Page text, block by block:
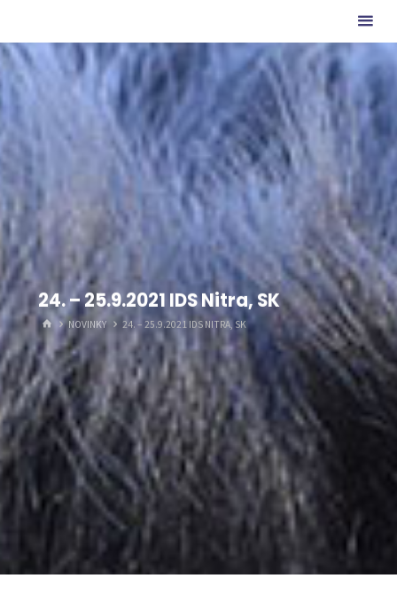
content
údolí
24. – 25.9.2021 IDS Nitra, SK
HOMENOVINKY 24. – 25.9.2021 IDS NITRA, SK